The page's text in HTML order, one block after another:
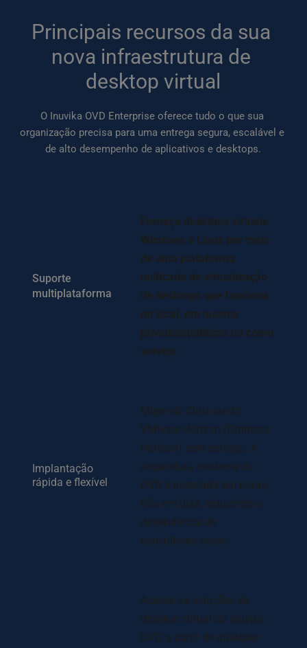
Principais recursos da sua
nova infraestrutura de
desktop virtual
O Inuvika OVD Enterprise oferece tudo o que sua
organização precisa para uma entrega segura, escalável e
de alto desempenho de aplicativos e desktops.
Suporte
multiplataforma
Forneça desktops virtuais
Windows e Linux por meio
de uma plataforma
unificada de virtualização
de desktops que funciona
no local, em nuvens
privadas/públicas ou como
serviço.
Implantação
rápida e flexível
Migre do Citrix ou do
VMware Horizon (Omnissa
Horizon) sem esforço. A
arquitetura moderna do
OVD é instalada em horas,
não em dias, reduzindo a
dependência de
consultores caros.
Acesse as soluções de
desktop virtual do Inuvika
OVD a partir de qualquer